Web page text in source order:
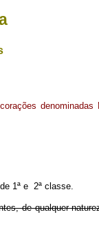
1ª e 2ª classe.
de qualquer